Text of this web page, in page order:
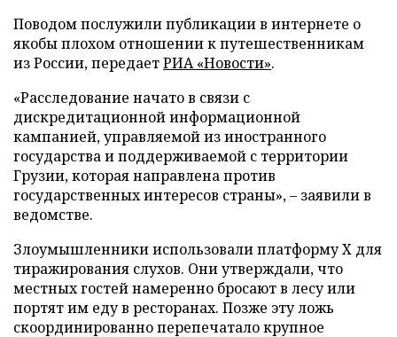
Поводом послужили публикации в интернете о
якобы плохом отношении к путешественникам
из России, передаетРИА «Новости».
«Расследование начато в связи с
дискредитационной информационной
кампанией, управляемой из иностранного
государства и поддерживаемой с территории
Грузии, которая направлена против
государственных интересов страны», – заявили в
ведомстве.
Злоумышленники использовали платформу X для
тиражирования слухов. Они утверждали, что
местных гостей намеренно бросают в лесу или
портят им еду в ресторанах. Позже эту ложь
скоординированно перепечатало крупное